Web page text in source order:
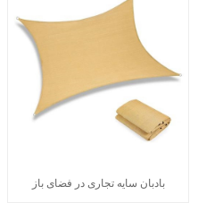
بادبان سایه تجاری در فضای باز